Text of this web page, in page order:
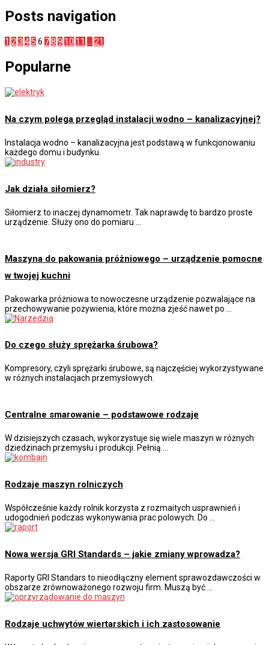
Posts navigation
1 23 4 5 6 78 9 10 11 … 21
Popularne
Na czym polega przegląd instalacji wodno – kanalizacyjnej?
Instalacja wodno – kanalizacyjna jest podstawą w funkcjonowaniu
każdego domu i budynku.
Jak działa siłomierz?
Siłomierz to inaczej dynamometr. Tak naprawdę to bardzo proste
urządzenie. Służy ono do pomiaru …
Maszyna do pakowania próżniowego – urządzenie pomocne
w twojej kuchni
Pakowarka próżniowa to nowoczesne urządzenie pozwalające na
przechowywanie pożywienia, które można zjeść nawet po …
Do czego służy sprężarka śrubowa?
Kompresory, czyli sprężarki śrubowe, są najczęściej wykorzystywane
w różnych instalacjach przemysłowych.
Centralne smarowanie – podstawowe rodzaje
W dzisiejszych czasach, wykorzystuje się wiele maszyn w różnych
dziedzinach przemysłu i produkcji. Pełnią …
Rodzaje maszyn rolniczych
Współcześnie każdy rolnik korzysta z rozmaitych usprawnień i
udogodnień podczas wykonywania prac polowych. Do …
Nowa wersja GRI Standards – jakie zmiany wprowadza?
Raporty GRI Standars to nieodłączny element sprawozdawczości w
obszarze zrównoważonego rozwoju firm. Muszą być …
Rodzaje uchwytów wiertarskich i ich zastosowanie